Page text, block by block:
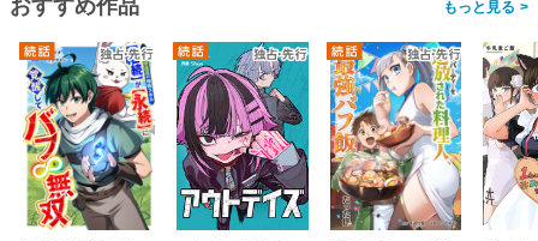
おすすめ作品 >